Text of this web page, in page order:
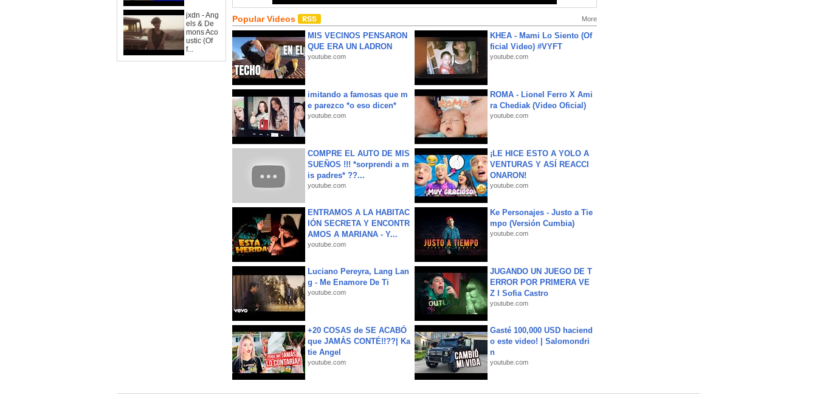
jxdn - Ang
els & De
mons Aco
ustic (Of
f...
Popular Videos More
MIS VECINOS PENSARON
QUE ERA UN LADRON
youtube.com
KHEA - Mami Lo Siento (Of
ficial Video) #VYFT
youtube.com
imitando a famosas que m
e parezco *o eso dicen*
youtube.com
ROMA - Lionel Ferro X Ami
ra Chediak (Video Oficial)
youtube.com
COMPRE EL AUTO DE MIS
SUEÑOS !!! *sorprendi a m
is padres* ??...
youtube.com
¡LE HICE ESTO A YOLO A
VENTURAS Y ASÍ REACCI
ONARON!
youtube.com
ENTRAMOS A LA HABITAC
IÓN SECRETA Y ENCONTR
AMOS A MARIANA - Y...
youtube.com
Ke Personajes - Justo a Tie
mpo (Versión Cumbia)
youtube.com
Luciano Pereyra, Lang Lan
g - Me Enamore De Ti
youtube.com
JUGANDO UN JUEGO DE T
ERROR POR PRIMERA VE
Z l Sofia Castro
youtube.com
+20 COSAS de SE ACABÓ
que JAMÁS CONTÉ!!??| Ka
tie Angel
youtube.com
Gasté 100,000 USD haciend
o este video! | Salomondri
n
youtube.com